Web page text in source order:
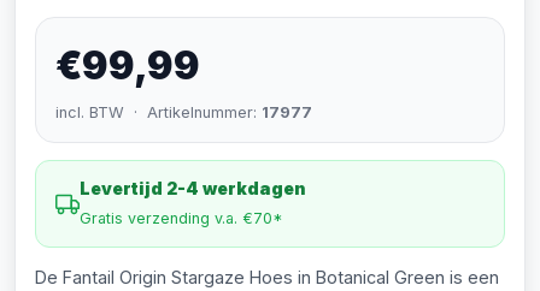
€99,99
incl. BTW · Artikelnummer: 17977
Levertijd 2-4 werkdagen
Gratis verzending v.a. €70*
De Fantail Origin Stargaze Hoes in Botanical Green is een